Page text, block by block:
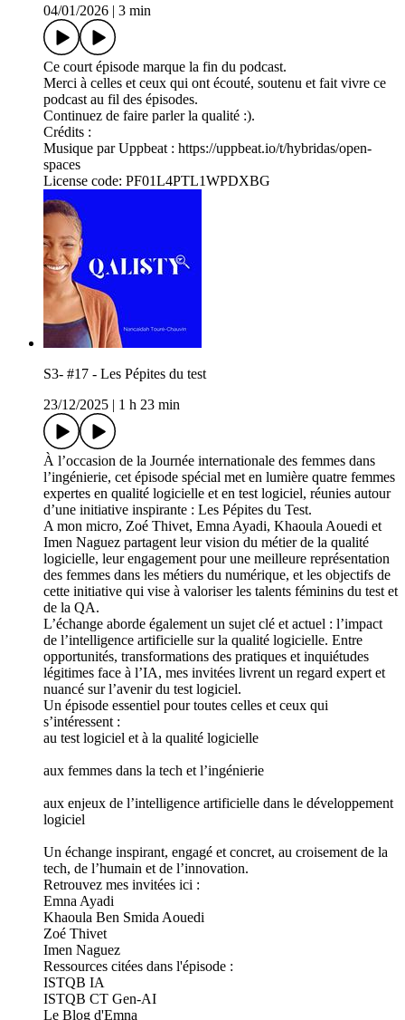
04/01/2026
3 min
Ce court épisode marque la fin du podcast.
Merci à celles et ceux qui ont écouté, soutenu et fait vivre ce
podcast au fil des épisodes.
Continuez de faire parler la qualité :).
Crédits :
Musique par Uppbeat : https://uppbeat.io/t/hybridas/open-
spaces
License code: PF01L4PTL1WPDXBG
S3- #17 - Les Pépites du test
23/12/2025
1 h 23 min
À l’occasion de la Journée internationale des femmes dans
l’ingénierie, cet épisode spécial met en lumière quatre femmes
expertes en qualité logicielle et en test logiciel, réunies autour
d’une initiative inspirante : Les Pépites du Test.
A mon micro, Zoé Thivet, Emna Ayadi, Khaoula Aouedi et
Imen Naguez partagent leur vision du métier de la qualité
logicielle, leur engagement pour une meilleure représentation
des femmes dans les métiers du numérique, et les objectifs de
cette initiative qui vise à valoriser les talents féminins du test et
de la QA.
L’échange aborde également un sujet clé et actuel : l’impact
de l’intelligence artificielle sur la qualité logicielle. Entre
opportunités, transformations des pratiques et inquiétudes
légitimes face à l’IA, mes invitées livrent un regard expert et
nuancé sur l’avenir du test logiciel.
Un épisode essentiel pour toutes celles et ceux qui
s’intéressent :
au test logiciel et à la qualité logicielle
aux femmes dans la tech et l’ingénierie
aux enjeux de l’intelligence artificielle dans le développement
logiciel
Un échange inspirant, engagé et concret, au croisement de la
tech, de l’humain et de l’innovation.
Retrouvez mes invitées ici :
Emna Ayadi
Khaoula Ben Smida Aouedi
Zoé Thivet
Imen Naguez
Ressources citées dans l'épisode :
ISTQB IA
⁠ISTQB CT Gen-AI⁠
Le Blog d'Emna